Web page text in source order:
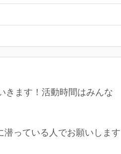
きます！活動時間はみんな
っている人でお願いします